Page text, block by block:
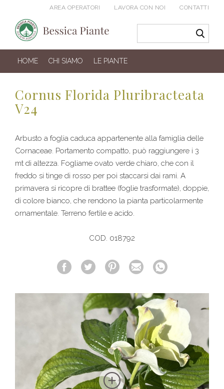
AREA OPERATORI LAVORA CON NOI CONTATTI
HOME CHI SIAMO LE PIANTE
Cornus Florida Pluribracteata
V24
Arbusto a foglia caduca appartenente alla famiglia delle
Cornaceae. Portamento compatto, può raggiungere i 3
mt di altezza. Fogliame ovato verde chiaro, che con il
freddo si tinge di rosso per poi staccarsi dai rami. A
primavera si ricopre di brattee (foglie trasformate), doppie,
di colore bianco, che rendono la pianta particolarmente
ornamentale. Terreno fertile e acido.
COD. 018792